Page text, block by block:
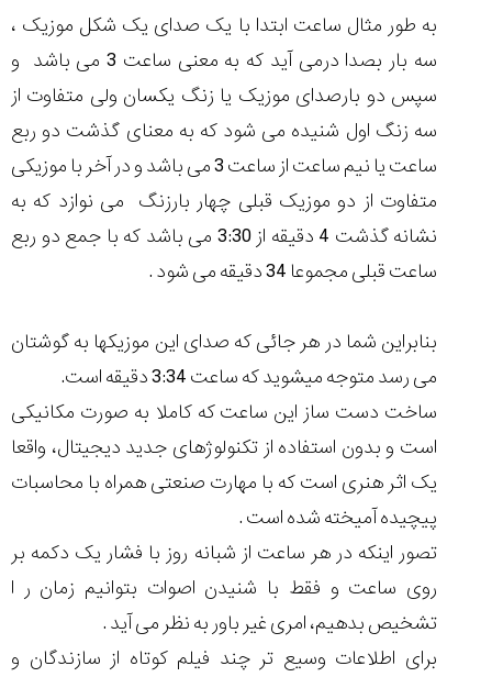
به طور مثال ساعت ابتدا با یک صدای یک شکل موزیک ،
سه بار بصدا درمی آید که به معنی ساعت 3 می باشد و
سپس دو بارصدای موزیک یا زنگ یکسان ولی متفاوت از
سه زنگ اول شنیده می شود که به معنای گذشت دو ربع
ساعت یا نیم ساعت از ساعت 3 می باشد و در آخر با موزیکی
متفاوت از دو موزیک قبلی چهار بارزنگ می نوازد که به
نشانه گذشت 4 دقیقه از 3:30 می باشد که با جمع دو ربع
ساعت قبلی مجموعا 34 دقیقه می شود .
بنابراین شما در هر جائی که صدای این موزیکها به گوشتان
می رسد متوجه میشوید که ساعت 3:34 دقیقه است.
ساخت دست ساز این ساعت که کاملا به صورت مکانیکی
است و بدون استفاده از تکنولوژهای جدید دیجیتال، واقعا
یک اثر هنری است که با مهارت صنعتی همراه با محاسبات
پیچیده آمیخته شده است .
تصور اینکه در هر ساعت از شبانه روز با فشار یک دکمه بر
روی ساعت و فقط با شنیدن اصوات بتوانیم زمان ر ا
تشخیص بدهیم، امری غیر باور به نظر می آید .
برای اطلاعات وسیع تر چند فیلم کوتاه از سازندگان و